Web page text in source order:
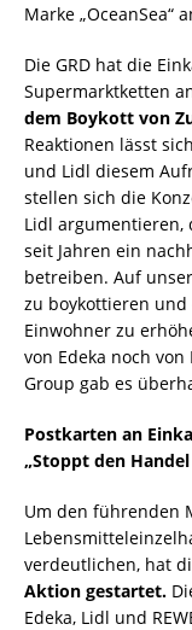
Marke „OceanSea“
Die GRD hat die
Supermarktketten
dem Boykott von
Reaktionen lässt
und Lidl diesem
stellen sich die
Lidl argumentieren,
seit Jahren ein
betreiben. Auf
zu boykottieren
Einwohner zu
von Edeka noch von
Group gab es
Postkarten an
„Stoppt den
Um den führenden
verdeutlichen, hat
Aktion gestartet.
Edeka, Lidl und